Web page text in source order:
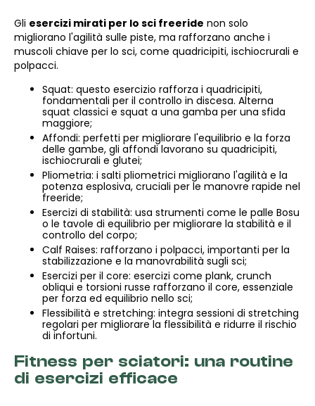
Gli esercizi mirati per lo sci freeride non solo
migliorano l'agilità sulle piste, ma rafforzano anche i
muscoli chiave per lo sci, come quadricipiti, ischiocrurali e
polpacci.
Squat: questo esercizio rafforza i quadricipiti,
fondamentali per il controllo in discesa. Alterna
squat classici e squat a una gamba per una sfida
maggiore;
Affondi: perfetti per migliorare l'equilibrio e la forza
delle gambe, gli affondi lavorano su quadricipiti,
ischiocrurali e glutei;
Pliometria: i salti pliometrici migliorano l'agilità e la
potenza esplosiva, cruciali per le manovre rapide nel
freeride;
Esercizi di stabilità: usa strumenti come le palle Bosu
o le tavole di equilibrio per migliorare la stabilità e il
controllo del corpo;
Calf Raises: rafforzano i polpacci, importanti per la
stabilizzazione e la manovrabilità sugli sci;
Esercizi per il core: esercizi come plank, crunch
obliqui e torsioni russe rafforzano il core, essenziale
per forza ed equilibrio nello sci;
Flessibilità e stretching: integra sessioni di stretching
regolari per migliorare la flessibilità e ridurre il rischio
di infortuni.
Fitness per sciatori: una routine
di esercizi efficace